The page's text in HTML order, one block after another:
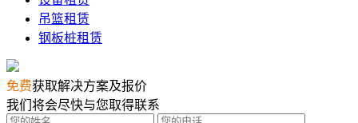
吊篮租赁
钢板桩租赁
免费获取解决方案及报价
我们将会尽快与您取得联系